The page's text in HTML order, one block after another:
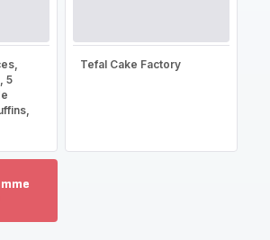
5
Tefal Cake Factory